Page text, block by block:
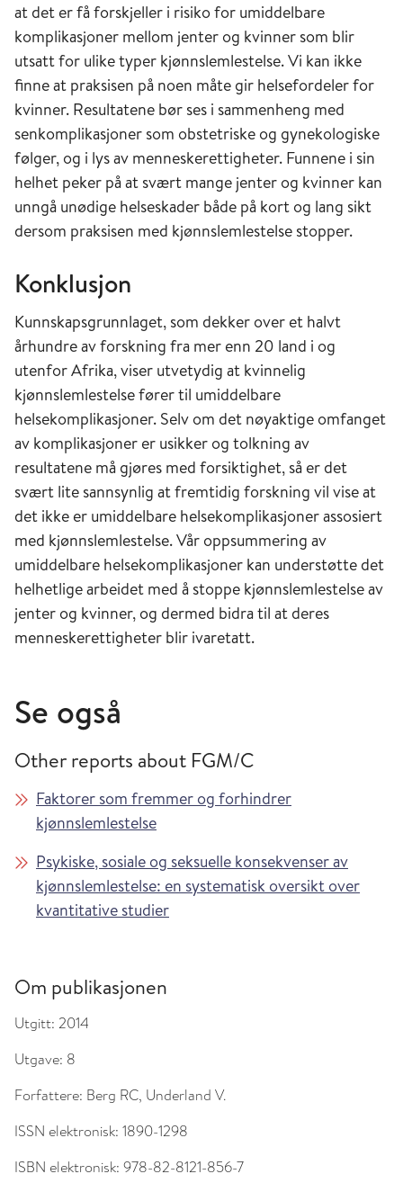
at det er få forskjeller i risiko for umiddelbare
komplikasjoner mellom jenter og kvinner som blir
utsatt for ulike typer kjønnslemlestelse. Vi kan ikke
finne at praksisen på noen måte gir helsefordeler for
kvinner. Resultatene bør ses i sammenheng med
senkomplikasjoner som obstetriske og gynekologiske
følger, og i lys av menneskerettigheter. Funnene i sin
helhet peker på at svært mange jenter og kvinner kan
unngå unødige helseskader både på kort og lang sikt
dersom praksisen med kjønnslemlestelse stopper.
Konklusjon
Kunnskapsgrunnlaget, som dekker over et halvt
århundre av forskning fra mer enn 20 land i og
utenfor Afrika, viser utvetydig at kvinnelig
kjønnslemlestelse fører til umiddelbare
helsekomplikasjoner. Selv om det nøyaktige omfanget
av komplikasjoner er usikker og tolkning av
resultatene må gjøres med forsiktighet, så er det
svært lite sannsynlig at fremtidig forskning vil vise at
det ikke er umiddelbare helsekomplikasjoner assosiert
med kjønnslemlestelse. Vår oppsummering av
umiddelbare helsekomplikasjoner kan understøtte det
helhetlige arbeidet med å stoppe kjønnslemlestelse av
jenter og kvinner, og dermed bidra til at deres
menneskerettigheter blir ivaretatt.
Se også
Other reports about FGM/C
Faktorer som fremmer og forhindrer
kjønnslemlestelse
Psykiske, sosiale og seksuelle konsekvenser av
kjønnslemlestelse: en systematisk oversikt over
kvantitative studier
Om publikasjonen
Utgitt: 2014
Utgave: 8
Forfattere: Berg RC, Underland V.
ISSN elektronisk: 1890-1298
ISBN elektronisk: 978-82-8121-856-7